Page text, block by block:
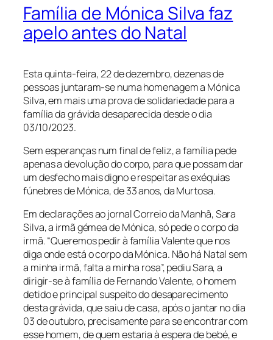
Família de Mónica Silva faz
apelo antes do Natal
Esta quinta-feira, 22 de dezembro, dezenas de
pessoas juntaram-se numa homenagem a Mónica
Silva, em mais uma prova de solidariedade para a
família da grávida desaparecida desde o dia
03/10/2023.
Sem esperanças num final de feliz, a família pede
apenas a devolução do corpo, para que possam dar
um desfecho mais digno e respeitar as exéquias
fúnebres de Mónica, de 33 anos, da Murtosa.
Em declarações ao jornal Correio da Manhã, Sara
Silva, a irmã gémea de Mónica, só pede o corpo da
irmã. “Queremos pedir à família Valente que nos
diga onde está o corpo da Mónica. Não há Natal sem
a minha irmã, falta a minha rosa”, pediu Sara, a
dirigir-se à família de Fernando Valente, o homem
detido e principal suspeito do desaparecimento
desta grávida, que saiu de casa, após o jantar no dia
03 de outubro, precisamente para se encontrar com
esse homem, de quem estaria à espera de bebé, e